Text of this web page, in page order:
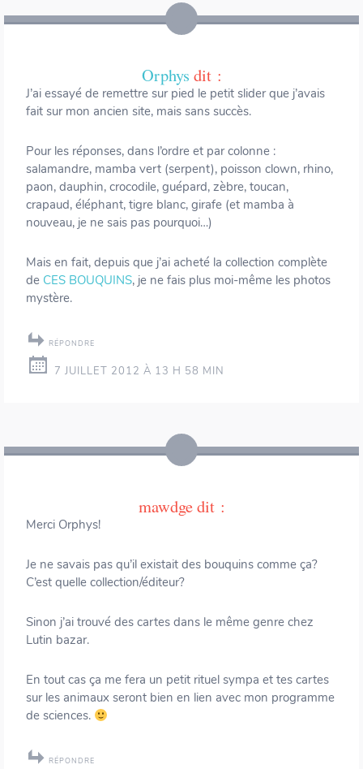
Orphys dit :
J’ai essayé de remettre sur pied le petit slider que j’avais
fait sur mon ancien site, mais sans succès.
Pour les réponses, dans l’ordre et par colonne :
salamandre, mamba vert (serpent), poisson clown, rhino,
paon, dauphin, crocodile, guépard, zèbre, toucan,
crapaud, éléphant, tigre blanc, girafe (et mamba à
nouveau, je ne sais pas pourquoi…)
Mais en fait, depuis que j’ai acheté la collection complète
de CES BOUQUINS, je ne fais plus moi-même les photos
mystère.
RÉPONDRE
7 JUILLET 2012 À 13 H 58 MIN
mawdgedit :
Merci Orphys!
Je ne savais pas qu’il existait des bouquins comme ça?
C’est quelle collection/éditeur?
Sinon j’ai trouvé des cartes dans le même genre chez
Lutin bazar.
En tout cas ça me fera un petit rituel sympa et tes cartes
sur les animaux seront bien en lien avec mon programme
de sciences.
RÉPONDRE